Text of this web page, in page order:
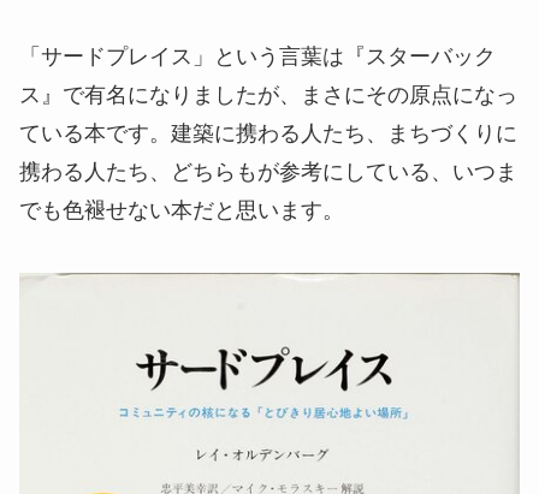
「サードプレイス」という言葉は『スターバック
ス』で有名になりましたが、まさにその原点になっ
ている本です。建築に携わる人たち、まちづくりに
携わる人たち、どちらもが参考にしている、いつま
でも色褪せない本だと思います。